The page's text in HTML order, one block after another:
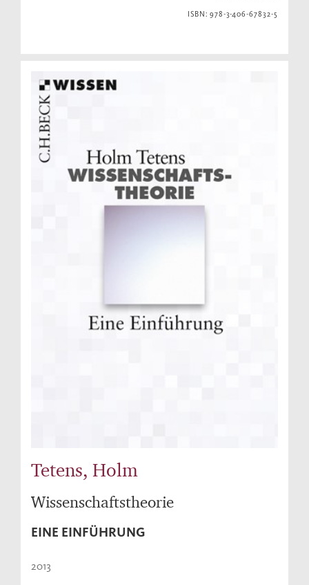
ISBN: 978-3-406-67832-5
Tetens, Holm
Wissenschaftstheorie
EINE EINFÜHRUNG
2013